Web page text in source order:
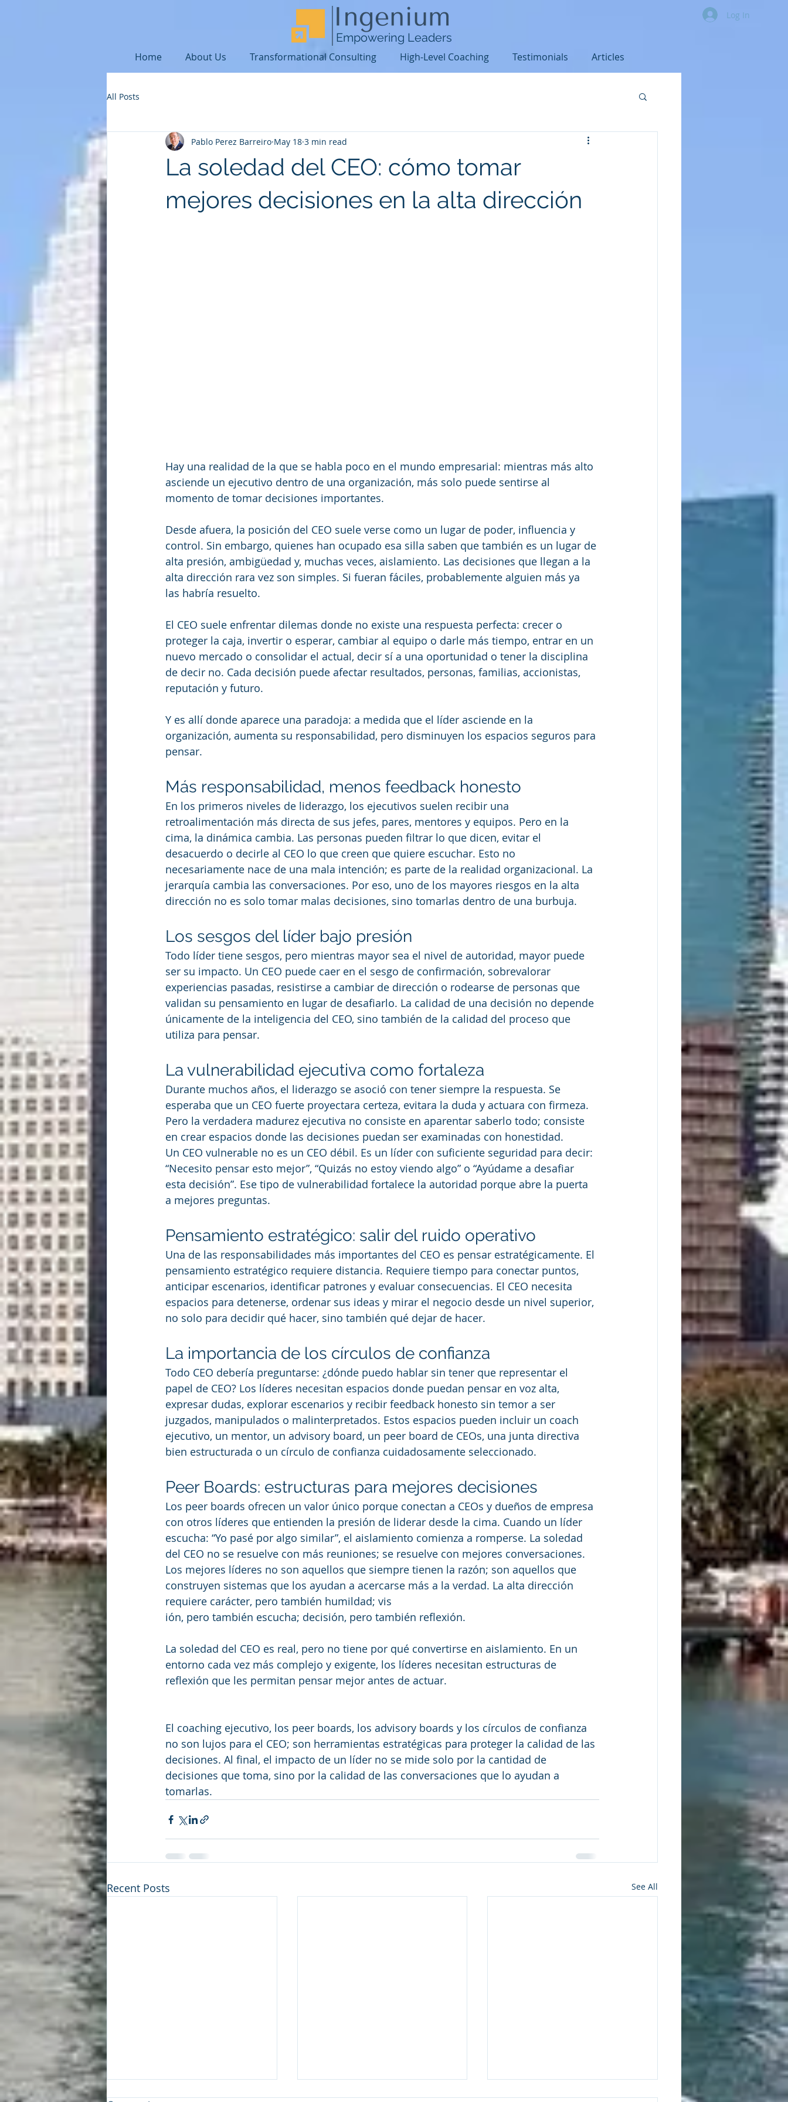
Empowering Leaders
Home About Us Transformational Consulting High-Level Coaching Testimonials Articles
Log In
All Posts
La soledad del CEO: cómo tomar
mejores decisiones en la alta dirección
Pablo Perez Barreiro May 18 3 min read
Hay una realidad de la que se habla poco en el mundo empresarial: mientras más alto
asciende un ejecutivo dentro de una organización, más solo puede sentirse al
momento de tomar decisiones importantes.
Desde afuera, la posición del CEO suele verse como un lugar de poder, influencia y
control. Sin embargo, quienes han ocupado esa silla saben que también es un lugar de
alta presión, ambigüedad y, muchas veces, aislamiento. Las decisiones que llegan a la
alta dirección rara vez son simples. Si fueran fáciles, probablemente alguien más ya
las habría resuelto.
El CEO suele enfrentar dilemas donde no existe una respuesta perfecta: crecer o
proteger la caja, invertir o esperar, cambiar al equipo o darle más tiempo, entrar en un
nuevo mercado o consolidar el actual, decir sí a una oportunidad o tener la disciplina
de decir no. Cada decisión puede afectar resultados, personas, familias, accionistas,
reputación y futuro.
Y es allí donde aparece una paradoja: a medida que el líder asciende en la
organización, aumenta su responsabilidad, pero disminuyen los espacios seguros para
pensar.
Más responsabilidad, menos feedback honesto
En los primeros niveles de liderazgo, los ejecutivos suelen recibir una
retroalimentación más directa de sus jefes, pares, mentores y equipos. Pero en la
cima, la dinámica cambia. Las personas pueden filtrar lo que dicen, evitar el
desacuerdo o decirle al CEO lo que creen que quiere escuchar. Esto no
necesariamente nace de una mala intención; es parte de la realidad organizacional. La
jerarquía cambia las conversaciones. Por eso, uno de los mayores riesgos en la alta
dirección no es solo tomar malas decisiones, sino tomarlas dentro de una burbuja.
Los sesgos del líder bajo presión
Todo líder tiene sesgos, pero mientras mayor sea el nivel de autoridad, mayor puede
ser su impacto. Un CEO puede caer en el sesgo de confirmación, sobrevalorar
experiencias pasadas, resistirse a cambiar de dirección o rodearse de personas que
validan su pensamiento en lugar de desafiarlo. La calidad de una decisión no depende
únicamente de la inteligencia del CEO, sino también de la calidad del proceso que
utiliza para pensar.
La vulnerabilidad ejecutiva como fortaleza
Durante muchos años, el liderazgo se asoció con tener siempre la respuesta. Se
esperaba que un CEO fuerte proyectara certeza, evitara la duda y actuara con firmeza.
Pero la verdadera madurez ejecutiva no consiste en aparentar saberlo todo; consiste
en crear espacios donde las decisiones puedan ser examinadas con honestidad.
Un CEO vulnerable no es un CEO débil. Es un líder con suficiente seguridad para decir:
“Necesito pensar esto mejor”, “Quizás no estoy viendo algo” o “Ayúdame a desafiar
esta decisión”. Ese tipo de vulnerabilidad fortalece la autoridad porque abre la puerta
a mejores preguntas.
Pensamiento estratégico: salir del ruido operativo
Una de las responsabilidades más importantes del CEO es pensar estratégicamente. El
pensamiento estratégico requiere distancia. Requiere tiempo para conectar puntos,
anticipar escenarios, identificar patrones y evaluar consecuencias. El CEO necesita
espacios para detenerse, ordenar sus ideas y mirar el negocio desde un nivel superior,
no solo para decidir qué hacer, sino también qué dejar de hacer.
La importancia de los círculos de confianza
Todo CEO debería preguntarse: ¿dónde puedo hablar sin tener que representar el
papel de CEO? Los líderes necesitan espacios donde puedan pensar en voz alta,
expresar dudas, explorar escenarios y recibir feedback honesto sin temor a ser
juzgados, manipulados o malinterpretados. Estos espacios pueden incluir un coach
ejecutivo, un mentor, un advisory board, un peer board de CEOs, una junta directiva
bien estructurada o un círculo de confianza cuidadosamente seleccionado.
Peer Boards: estructuras para mejores decisiones
Los peer boards ofrecen un valor único porque conectan a CEOs y dueños de empresa
con otros líderes que entienden la presión de liderar desde la cima. Cuando un líder
escucha: “Yo pasé por algo similar”, el aislamiento comienza a romperse. La soledad
del CEO no se resuelve con más reuniones; se resuelve con mejores conversaciones.
Los mejores líderes no son aquellos que siempre tienen la razón; son aquellos que
construyen sistemas que los ayudan a acercarse más a la verdad. La alta dirección
requiere carácter, pero también humildad; vis
ión, pero también escucha; decisión, pero también reflexión.
La soledad del CEO es real, pero no tiene por qué convertirse en aislamiento. En un
entorno cada vez más complejo y exigente, los líderes necesitan estructuras de
reflexión que les permitan pensar mejor antes de actuar.
El coaching ejecutivo, los peer boards, los advisory boards y los círculos de confianza
no son lujos para el CEO; son herramientas estratégicas para proteger la calidad de las
decisiones. Al final, el impacto de un líder no se mide solo por la cantidad de
decisiones que toma, sino por la calidad de las conversaciones que lo ayudan a
tomarlas.
Recent Posts See All